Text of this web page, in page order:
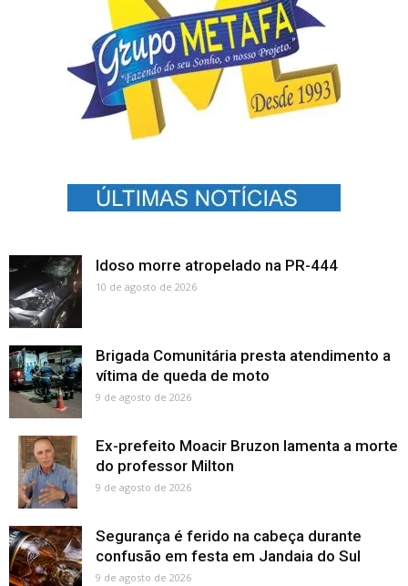
Idoso morre atropelado na PR-444
10 de agosto de 2026
Brigada Comunitária presta atendimento a
vítima de queda de moto
9 de agosto de 2026
Ex-prefeito Moacir Bruzon lamenta a morte
do professor Milton
9 de agosto de 2026
Segurança é ferido na cabeça durante
confusão em festa em Jandaia do Sul
9 de agosto de 2026